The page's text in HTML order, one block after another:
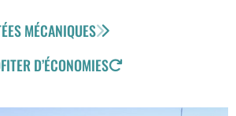
MÉCANIQUES
D’ÉCONOMIES